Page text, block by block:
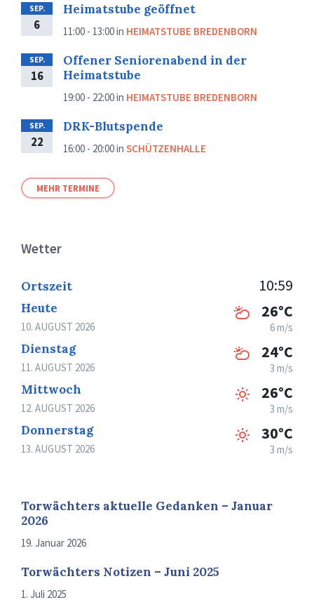
SEP.
6
Heimatstube geöffnet
11:00 - 13:00in HEIMATSTUBE BREDENBORN
SEP.
16
Offener Seniorenabend in der
Heimatstube
19:00 - 22:00in HEIMATSTUBE BREDENBORN
SEP.
22
DRK-Blutspende
16:00 - 20:00in SCHÜTZENHALLE
MEHR TERMINE
Wetter
Ortszeit 10:59
Heute
10. AUGUST 2026
26°C
6 m/s
Dienstag
11. AUGUST 2026
24°C
3 m/s
Mittwoch
12. AUGUST 2026
26°C
3 m/s
Donnerstag
13. AUGUST 2026
30°C
3 m/s
Torwächters aktuelle Gedanken – Januar
2026
19. Januar 2026
Torwächters Notizen – Juni 2025
1. Juli 2025